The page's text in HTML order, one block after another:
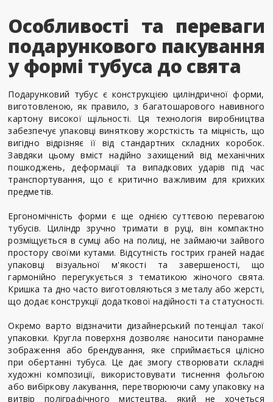
Особливості та переваги
подарункового пакування
у формі тубуса до свята
Подарунковий тубус є конструкцією циліндричної форми,
виготовленою, як правило, з багатошарового навивного
картону високої щільності. Ця технологія виробництва
забезпечує упаковці виняткову жорсткість та міцність, що
вигідно відрізняє її від стандартних складних коробок.
Завдяки цьому вміст надійно захищений від механічних
пошкоджень, деформації та випадкових ударів під час
транспортування, що є критично важливим для крихких
предметів.
Ергономічність форми є ще однією суттєвою перевагою
тубусів. Циліндр зручно тримати в руці, він компактно
розміщується в сумці або на полиці, не займаючи зайвого
простору своїми кутами. Відсутність гострих граней надає
упаковці візуальної м'якості та завершеності, що
гармонійно перегукується з тематикою жіночого свята.
Кришка та дно часто виготовляються з металу або жерсті,
що додає конструкції додаткової надійності та статусності.
Окремо варто відзначити дизайнерський потенціал такої
упаковки. Кругла поверхня дозволяє наносити панорамне
зображення або брендування, яке сприймається цілісно
при обертанні тубуса. Це дає змогу створювати складні
художні композиції, використовувати тиснення фольгою
або вибіркову лакування, перетворюючи саму упаковку на
витвір поліграфічного мистецтва, який не хочеться